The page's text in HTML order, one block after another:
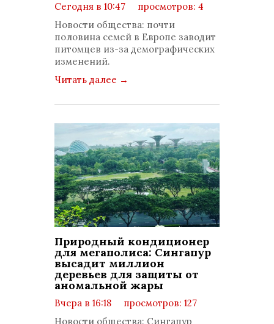
Сегодня в 10:47
просмотров: 4
комментариев: 0
Новости общества: почти
половина семей в Европе заводит
питомцев из-за демографических
изменений.
Читать далее →
Природный кондиционер
для мегаполиса: Сингапур
высадит миллион
деревьев для защиты от
аномальной жары
Вчера в 16:18
просмотров: 127
комментариев: 0
Новости общества: Сингапур